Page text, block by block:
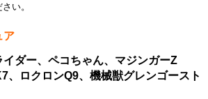
い。
ア
ダー、ペコちゃん、マジンガーZ
、ロクロンQ9、機械獣グレンゴースト